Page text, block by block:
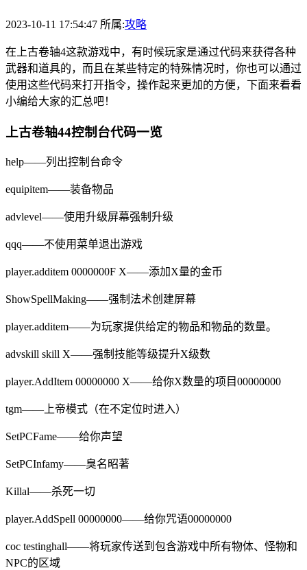
2023-10-11 17:54:47 所属:攻略
在上古卷轴4这款游戏中，有时候玩家是通过代码来获得各种
武器和道具的，而且在某些特定的特殊情况时，你也可以通过
使用这些代码来打开指令，操作起来更加的方便，下面来看看
小编给大家的汇总吧！
上古卷轴44控制台代码一览
help——列出控制台命令
equipitem——装备物品
advlevel——使用升级屏幕强制升级
qqq——不使用菜单退出游戏
player.additem 0000000F X——添加X量的金币
ShowSpellMaking——强制法术创建屏幕
player.additem——为玩家提供给定的物品和物品的数量。
advskill skill X——强制技能等级提升X级数
player.AddItem 00000000 X——给你X数量的项目00000000
tgm——上帝模式（在不定位时进入）
SetPCFame——给你声望
SetPCInfamy——臭名昭著
Killal——杀死一切
player.AddSpell 00000000——给你咒语00000000
coc testinghall——将玩家传送到包含游戏中所有物体、怪物和
NPC的区域